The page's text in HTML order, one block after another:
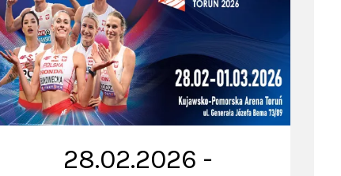
28.02.2026 -